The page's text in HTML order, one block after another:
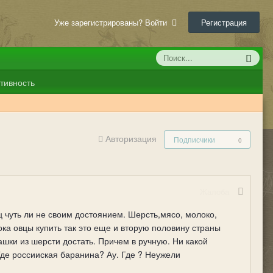
Уже зарегистрированы? Войти Регистрация
Авторизация Подписчики 0
чуть ли не своим достоянием. Шерсть,мясо, молоко,
овцы купить так это еще и вторую половину страны
из шерсти достать. Причем в ручную. Ни какой
россииская баранина? Ау. Где ? Неужели